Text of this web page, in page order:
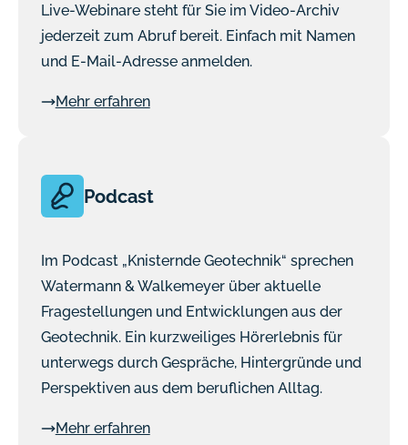
Live-Webinare steht für Sie im Video-Archiv
jederzeit zum Abruf bereit. Einfach mit Namen
und E-Mail-Adresse anmelden.
Mehr erfahren
Podcast
Im Podcast „Knisternde Geotechnik“ sprechen
Watermann & Walkemeyer über aktuelle
Fragestellungen und Entwicklungen aus der
Geotechnik. Ein kurzweiliges Hörerlebnis für
unterwegs durch Gespräche, Hintergründe und
Perspektiven aus dem beruflichen Alltag.
Mehr erfahren